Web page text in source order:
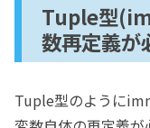
Tuple型
数再定義が
Tuple型のように